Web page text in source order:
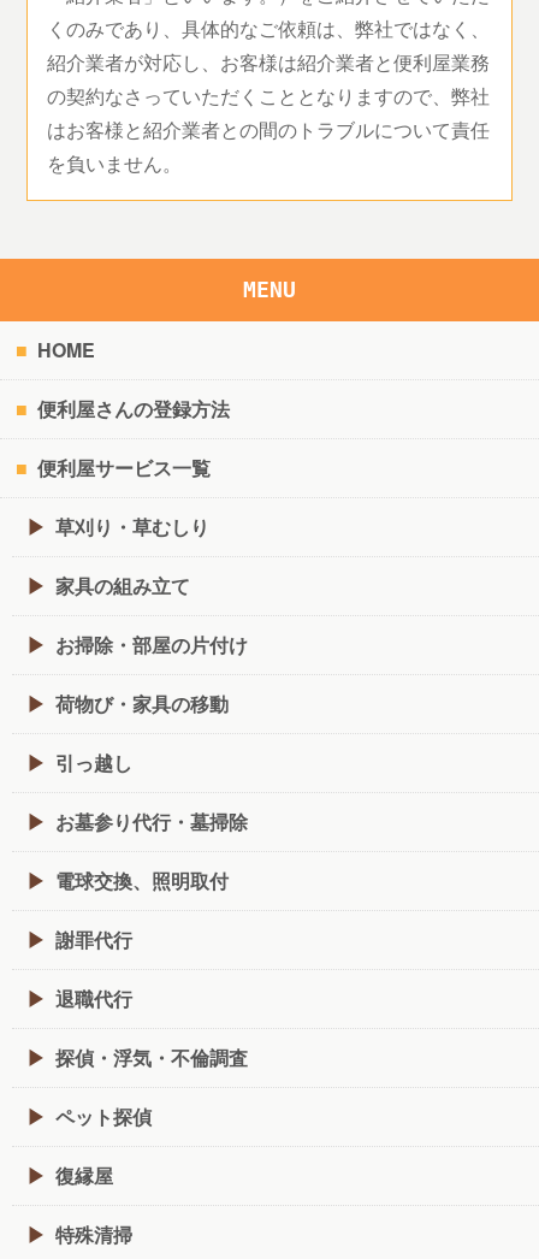
くのみであり、具体的なご依頼は、弊社ではなく、
紹介業者が対応し、お客様は紹介業者と便利屋業務
の契約なさっていただくこととなりますので、弊社
はお客様と紹介業者との間のトラブルについて責任
を負いません。
MENU
HOME
便利屋さんの登録方法
便利屋サービス一覧
草刈り・草むしり
家具の組み立て
お掃除・部屋の片付け
荷物び・家具の移動
引っ越し
お墓参り代行・墓掃除
電球交換、照明取付
謝罪代行
退職代行
探偵・浮気・不倫調査
ペット探偵
復縁屋
特殊清掃